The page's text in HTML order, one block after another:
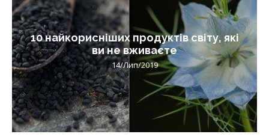
10 найкорисніших продуктів світу, які
ви не вживаєте
14/Лип/2019